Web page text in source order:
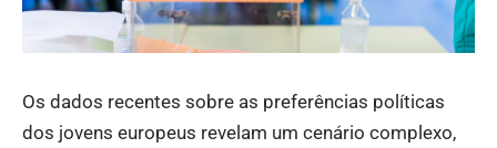
Os dados recentes sobre as preferências políticas
dos jovens europeus revelam um cenário complexo,